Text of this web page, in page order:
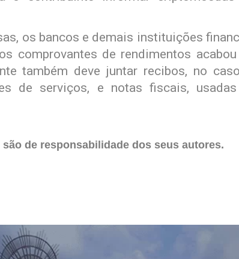
os bancos e demais instituições
comprovantes de rendimentos
também deve juntar recibos, no
de serviços, e notas fiscais,
de responsabilidade dos seus autores.